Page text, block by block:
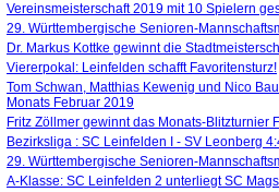
Vereinsmeisterschaft 2019 mit 10 Spielern
29. Württembergische Senioren-
Dr. Markus Kottke gewinnt die
Viererpokal: Leinfelden schafft Favoritensturz!
Tom Schwan, Matthias Kewenig und Nico
Monats Februar 2019
Fritz Zöllmer gewinnt das Monats-Blitzturnier
Bezirksliga : SC Leinfelden I - SV Leonberg
29. Württembergische Senioren-
A-Klasse: SC Leinfelden 2 unterliegt SC